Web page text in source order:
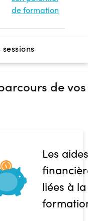
de formation
de vos
Les aides
liées à la